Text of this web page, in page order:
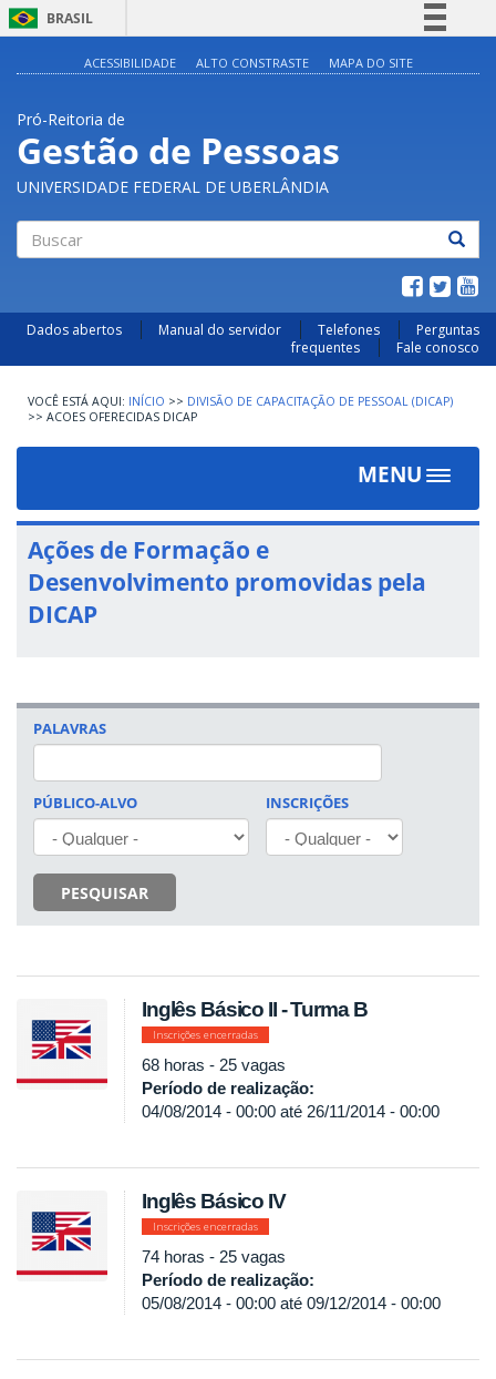
BRASIL
Acesso à informação
Legislação
Canais
ACESSIBILIDADE ALTO CONSTRASTE MAPA DO SITE
Pró-Reitoria de
Gestão de Pessoas
UNIVERSIDADE FEDERAL DE UBERLÂNDIA
Dados abertos Manual do servidor Telefones
Perguntas
frequentes
Fale conosco
INÍCIO >> DIVISÃO DE CAPACITAÇÃO DE PESSOAL (DICAP)
>> ACOES OFERECIDAS DICAP
MENU
Toggle
Ações de Formação e
Desenvolvimento promovidas pela
DICAP
PALAVRAS
PÚBLICO-ALVO INSCRIÇÕES
PESQUISAR
Inglês Básico II - Turma B
Inscrições encerradas
68 horas - 25 vagas
Período de realização:
04/08/2014 - 00:00 até 26/11/2014 - 00:00
Inglês Básico IV
Inscrições encerradas
74 horas - 25 vagas
Período de realização:
05/08/2014 - 00:00 até 09/12/2014 - 00:00